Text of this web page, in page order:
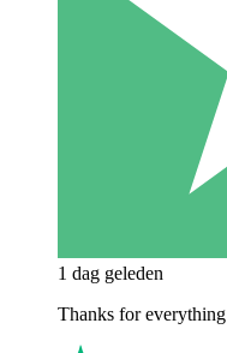
1 dag geleden
Thanks for everything